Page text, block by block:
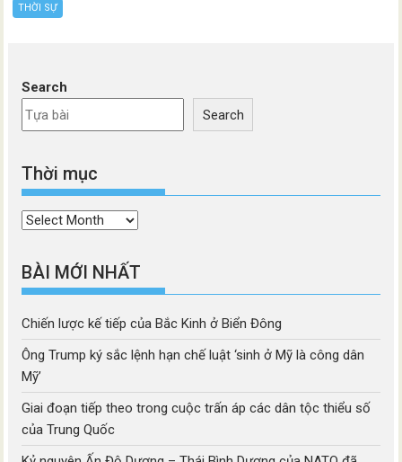
THỜI SỰ
Search
Search
Thời mục
Thời
BÀI MỚI NHẤT
Chiến lược kế tiếp của Bắc Kinh ở Biển Đông
Ông Trump ký sắc lệnh hạn chế luật ‘sinh ở Mỹ là công dân
Mỹ’
Giai đoạn tiếp theo trong cuộc trấn áp các dân tộc thiểu số
của Trung Quốc